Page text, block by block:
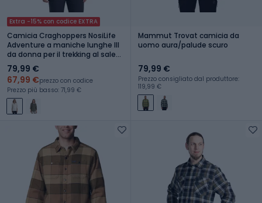
Extra -15% con codice EXTRA
Camicia Craghoppers NosiLife
Adventure a maniche lunghe III
da donna per il trekking al sale
marino
79,99 €
67,99 €prezzo con codice
Prezzo più basso: 71,99 €
Mammut Trovat camicia da
uomo aura/palude scuro
79,99 €
Prezzo consigliato dal produttore:
119,99 €